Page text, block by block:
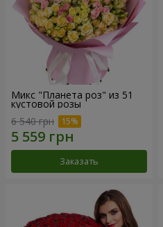
Микс "Планета роз" из 51
кустовой розы
6 540 грн
Заказать